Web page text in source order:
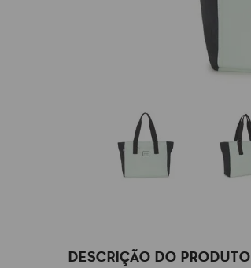
DESCRIÇÃO DO PRODUTO